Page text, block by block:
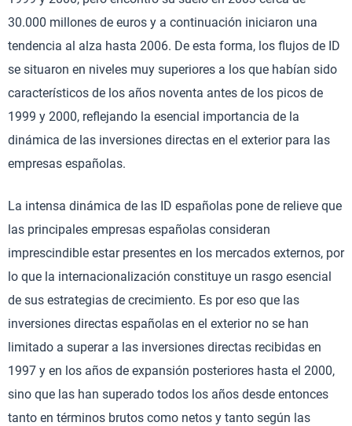
30.000 millones de euros y a continuación iniciaron una
tendencia al alza hasta 2006. De esta forma, los flujos de ID
se situaron en niveles muy superiores a los que habían sido
característicos de los años noventa antes de los picos de
1999 y 2000, reflejando la esencial importancia de la
dinámica de las inversiones directas en el exterior para las
empresas españolas.
La intensa dinámica de las ID españolas pone de relieve que
las principales empresas españolas consideran
imprescindible estar presentes en los mercados externos, por
lo que la internacionalización constituye un rasgo esencial
de sus estrategias de crecimiento. Es por eso que las
inversiones directas españolas en el exterior no se han
limitado a superar a las inversiones directas recibidas en
1997 y en los años de expansión posteriores hasta el 2000,
sino que las han superado todos los años desde entonces
tanto en términos brutos como netos y tanto según las